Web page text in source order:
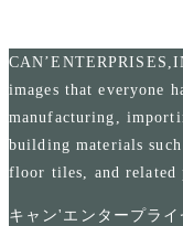
images that everyone
manufacturing,
building materials
floor tiles, and related
キャン'エンタープラ